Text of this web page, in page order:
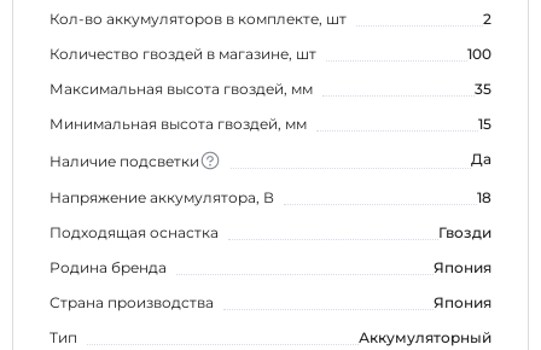
Кол-во аккумуляторов в комплекте, шт
2
Количество гвоздей в магазине, шт
100
Максимальная высота гвоздей, мм
35
Минимальная высота гвоздей, мм
15
Наличие подсветки Да
Напряжение аккумулятора, В
18
Подходящая оснастка
Гвозди
Родина бренда
Япония
Страна производства
Япония
Тип
Аккумуляторный